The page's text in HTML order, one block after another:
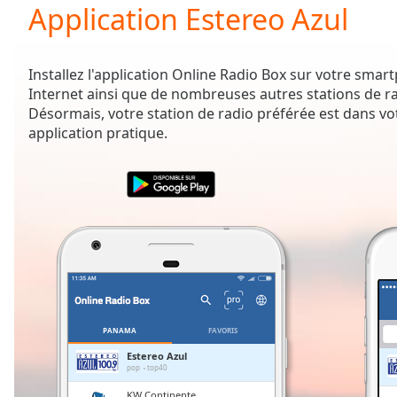
Current
Time0:00
Duration-:-
Loaded:
0.00%
Stream
Remaining
Application Estereo Azul
Installez l'application Online Radio Box sur votre
Internet ainsi que de nombreuses autres stations de
Désormais, votre station de radio préférée est dans
application pratique.
PANAMA FAVORIS
Estereo Azul
pop top40
KW Continente